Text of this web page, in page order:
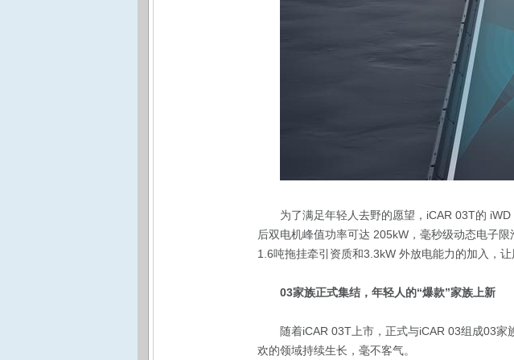
为了满足年轻人去野的愿望，iCAR 03T的
后双电机峰值功率可达 205kW，毫秒级动态电子
1.6吨拖挂牵引资质和3.3kW 外放电能力的加入，
03家族正式集结，年轻人的“爆款”家族上新
随着iCAR 03T上市，正式与iCAR 03组成03
欢的领域持续生长，毫不客气。